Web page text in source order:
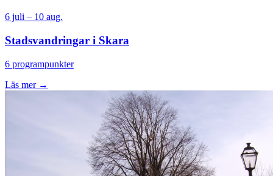
6 juli – 10 aug.
Stadsvandringar i Skara
6 programpunkter
Läs mer →